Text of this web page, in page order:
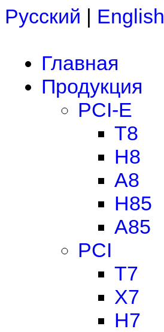
Русский | English
Главная
Продукция
PCI-E
T8
H8
A8
H85
A85
PCI
T7
X7
H7